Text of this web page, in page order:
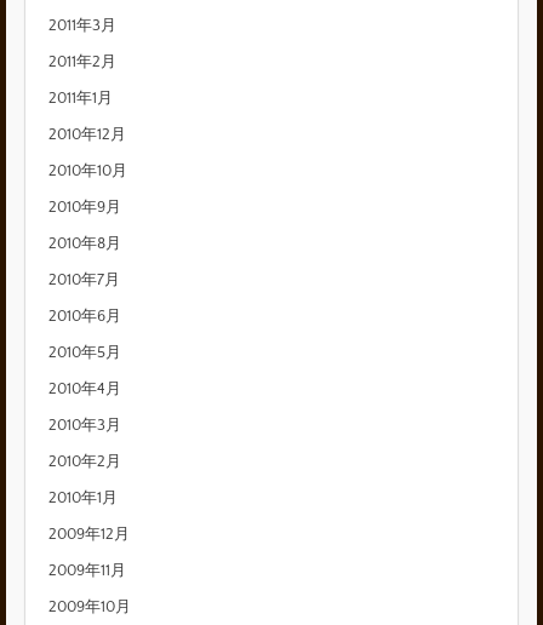
2011年3月
2011年2月
2011年1月
2010年12月
2010年10月
2010年9月
2010年8月
2010年7月
2010年6月
2010年5月
2010年4月
2010年3月
2010年2月
2010年1月
2009年12月
2009年11月
2009年10月